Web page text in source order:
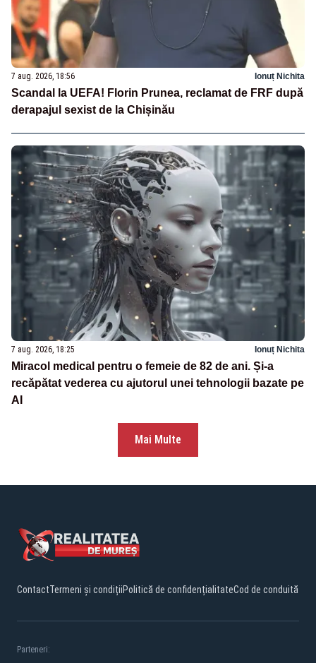
7 aug. 2026, 18:56 Ionuț Nichita
Scandal la UEFA! Florin Prunea, reclamat de FRF după
derapajul sexist de la Chișinău
7 aug. 2026, 18:25 Ionuț Nichita
Miracol medical pentru o femeie de 82 de ani. Și-a
recăpătat vederea cu ajutorul unei tehnologii bazate pe
AI
Mai Multe
ContactTermeni și condițiiPolitică de confidențialitateCod de conduită
Parteneri: